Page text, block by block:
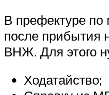
В префектуре по
после прибытия
ВНЖ. Для этого
Ходатайство;